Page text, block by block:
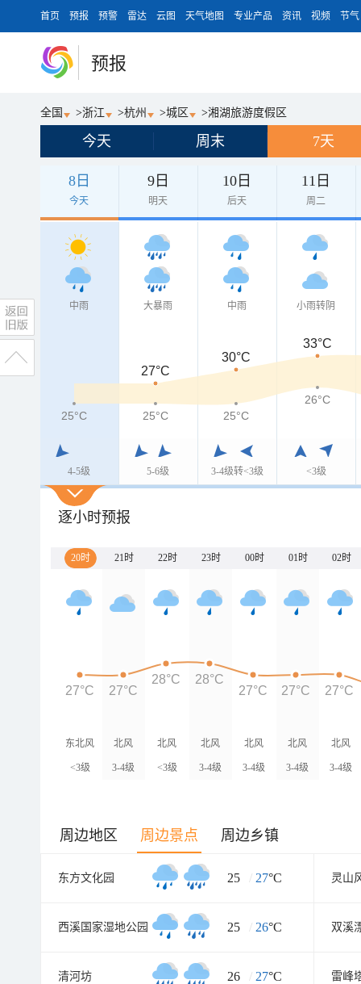
首页 预报 预警 雷达 云图 天气地图 专业产品 资讯 视频 节气
预报
全国 >浙江 >杭州 >城区 >湘湖旅游度假区
今天 周末 7天
8日
今天
9日
明天
10日
后天
11日
周二
中雨
4-5级
大暴雨
5-6级
中雨
3-4级转<3级
小雨转阴
<3级
27°C
30°C
33°C
25°C 25°C 25°C
26°C
逐小时预报
20时 21时 22时 23时 00时 01时 02时
东北风
<3级
北风
3-4级
北风
<3级
北风
3-4级
北风
3-4级
北风
3-4级
北风
3-4级
27°C 27°C
28°C
28°C
27°C
27°C 27°C
周边地区 周边景点 周边乡镇
东方文化园 25 / 27°C 灵山
西溪国家湿地公园 25 / 26°C 双溪
清河坊 26 / 27°C 雷峰